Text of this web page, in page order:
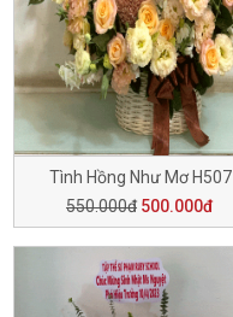
Tình Hồng Như Mơ H507
550.000đ 500.000đ